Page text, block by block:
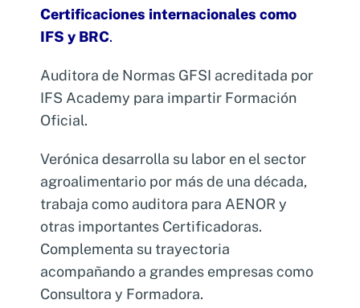
Certificaciones internacionales como
IFS y BRC.
Auditora de Normas GFSI acreditada por
IFS Academy para impartir Formación
Oficial.
Verónica desarrolla su labor en el sector
agroalimentario por más de una década,
trabaja como auditora para AENOR y
otras importantes Certificadoras.
Complementa su trayectoria
acompañando a grandes empresas como
Consultora y Formadora.